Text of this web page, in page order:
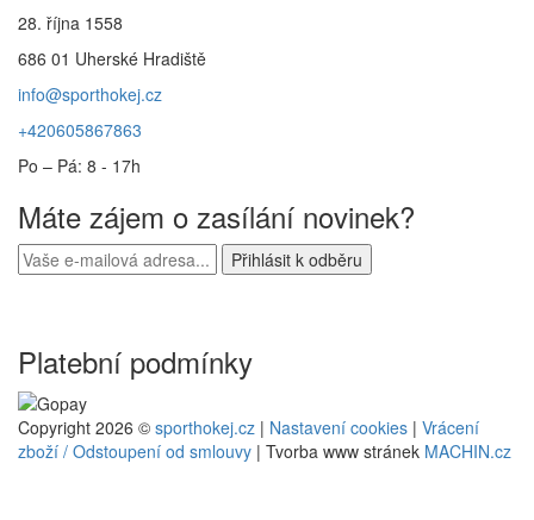
28. října 1558
686 01 Uherské Hradiště
info@sporthokej.cz
+420605867863
Po – Pá: 8 - 17h
Máte zájem o zasílání novinek?
Platební podmínky
Copyright 2026 © sporthokej.cz | Nastavení cookies | Vrácení
zboží / Odstoupení od smlouvy | Tvorba www stránek MACHIN.cz